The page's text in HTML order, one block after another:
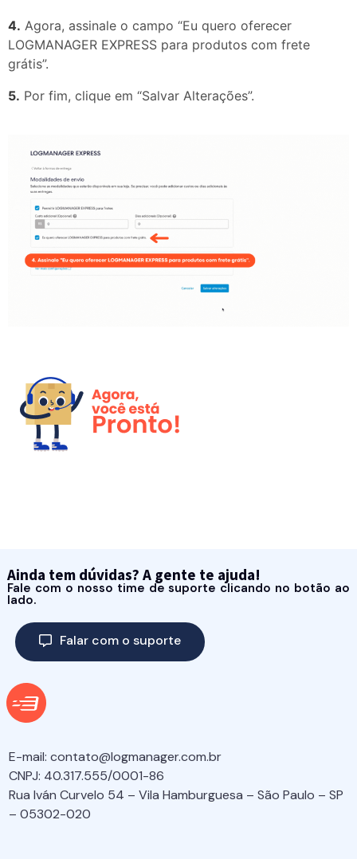
4. Agora, assinale o campo “Eu quero oferecer
LOGMANAGER EXPRESS para produtos com frete
grátis”.
5. Por fim, clique em “Salvar Alterações”.
Ainda tem dúvidas? A gente te ajuda!
Fale com o nosso time de suporte clicando no botão ao
lado.
Falar com o suporte
E-mail: contato@logmanager.com.br
CNPJ: 40.317.555/0001-86
Rua Iván Curvelo 54 – Vila Hamburguesa – São Paulo – SP
– 05302-020